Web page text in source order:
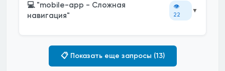
💻 "mobile-app - Сложная
навигация"
👁️
22
▼
📋 Показать еще запросы (13)